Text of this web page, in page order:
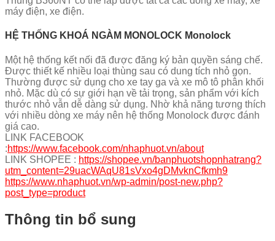
máy điện, xe điện.
HỆ THỐNG KHOÁ NGÀM MONOLOCK Monolock
Một hệ thống kết nối đã được đăng ký bản quyền sáng chế.
Được thiết kế nhiều loại thùng sau có dung tích nhỏ gọn.
Thường được sử dụng cho xe tay ga và xe mô tô phân khối
nhỏ. Mặc dù có sự giới hạn về tải trọng, sản phẩm với kích
thước nhỏ vẫn dễ dàng sử dụng. Nhờ khả năng tương thích
với nhiều dòng xe máy nên hệ thống Monolock được đánh
giá cao.
LINK FACEBOOK
:https://www.facebook.com/nhaphuot.vn/about
LINK SHOPEE : https://shopee.vn/banphuotshopnhatrang?
utm_content=29uacWAqU81sVxo4gDMvknCfkmh9
https://www.nhaphuot.vn/wp-admin/post-new.php?
post_type=product
Thông tin bổ sung